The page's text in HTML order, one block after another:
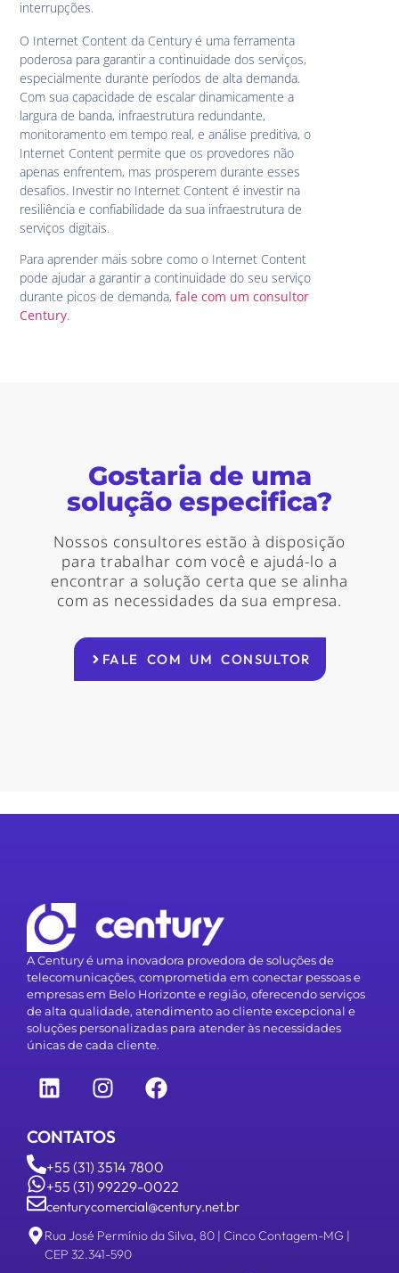
interrupções.
O Internet Content da Century é uma ferramenta
poderosa para garantir a continuidade dos serviços,
especialmente durante períodos de alta demanda.
Com sua capacidade de escalar dinamicamente a
largura de banda, infraestrutura redundante,
monitoramento em tempo real, e análise preditiva, o
Internet Content permite que os provedores não
apenas enfrentem, mas prosperem durante esses
desafios. Investir no Internet Content é investir na
resiliência e confiabilidade da sua infraestrutura de
serviços digitais.
Para aprender mais sobre como o Internet Content
pode ajudar a garantir a continuidade do seu serviço
durante picos de demanda,fale com um consultor
Century.
Gostaria de uma
solução especifica?
Nossos consultores estão à disposição
para trabalhar com você e ajudá-lo a
encontrar a solução certa que se alinha
com as necessidades da sua empresa.
FALE COM UM CONSULTOR
A Century é uma inovadora provedora de soluções de
telecomunicações, comprometida em conectar pessoas e
empresas em Belo Horizonte e região, oferecendo serviços
de alta qualidade, atendimento ao cliente excepcional e
soluções personalizadas para atender às necessidades
únicas de cada cliente.
CONTATOS
+55 (31) 3514 7800
+55 (31) 99229-0022
centurycomercial@century.net.br
Rua José Permínio da Silva, 80 | Cinco Contagem-MG |
CEP 32.341-590